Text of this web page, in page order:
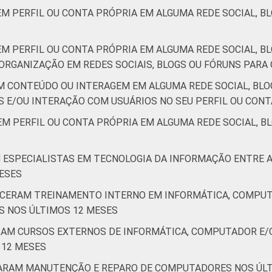
nas organizações sem fins lucrativos brasileiras - TIC
PERFIL OU CONTA PRÓPRIA EM ALGUMA REDE SOCIAL,
PERFIL OU CONTA PRÓPRIA EM ALGUMA REDE SOCIAL,
EM REDES SOCIAIS, BLOGS OU FÓRUNS
OU INTERAGEM EM ALGUMA REDE SOCIAL,
E/OU INTERAÇÃO COM USUÁRIOS NO SEU PERFIL OU
PERFIL OU CONTA PRÓPRIA EM ALGUMA REDE SOCIAL,
EM TECNOLOGIA DA INFORMAÇÃO ENTRE
TREINAMENTO INTERNO EM INFORMÁTICA,
NOS ÚLTIMOS 12 MESES
CURSOS EXTERNOS DE INFORMÁTICA, COMPUTADOR
MESES
MANUTENÇÃO E REPARO DE COMPUTADORES NOS